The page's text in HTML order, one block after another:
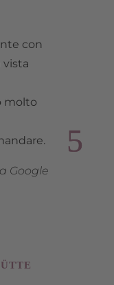
con
vista
molto
Google